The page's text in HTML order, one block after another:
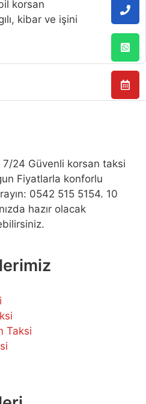
korsan
kibar ve işini
24 Güvenli korsan taksi
Fiyatlarla konforlu
0542 515 5154. 10
hazır olacak
Taksi